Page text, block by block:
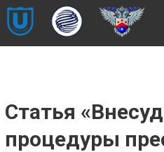
Skip
to
content
НОЦ
НОЦ «ИНТЕЛЛЕКТУАЛЬНАЯ
СОБСТВЕННОСТЬ И
ПРАВА»
Статья
процедуры